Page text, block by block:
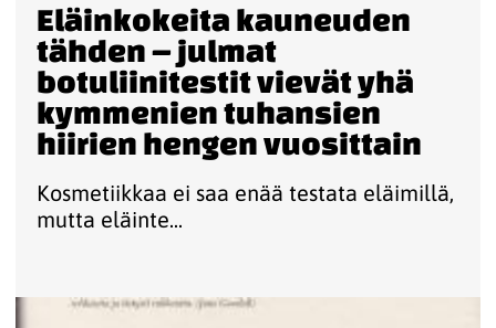
Eläinkokeita kauneuden
tähden – julmat
botuliinitestit vievät yhä
kymmenien tuhansien
hiirien hengen vuosittain
Kosmetiikkaa ei saa enää testata eläimillä,
mutta eläinte...